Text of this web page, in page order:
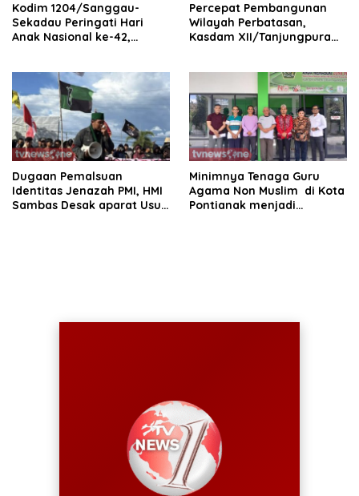
Kodim 1204/Sanggau-
Sekadau Peringati Hari
Anak Nasional ke-42,
Bangsa
Percepat Pembangunan
Wilayah Perbatasan,
Kasdam XII/Tanjungpura
Dugaan Pemalsuan
Identitas Jenazah PMI, HMI
Sambas Desak aparat Usut
Minimnya Tenaga Guru
Agama Non Muslim di Kota
Pontianak menjadi